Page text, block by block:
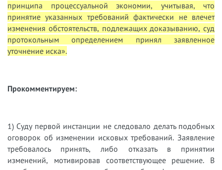
принципа процессуальной экономии, учитывая, что
принятие указанных требований фактически не влечет
изменения обстоятельств, подлежащих доказыванию, суд
протокольным определением принял заявленное
уточнение иска».
Прокомментируем:
1) Суду первой инстанции не следовало делать подобных
оговорок об изменении исковых требований. Заявление
требовалось принять, либо отказать в принятии
изменений, мотивировав соответствующее решение. В